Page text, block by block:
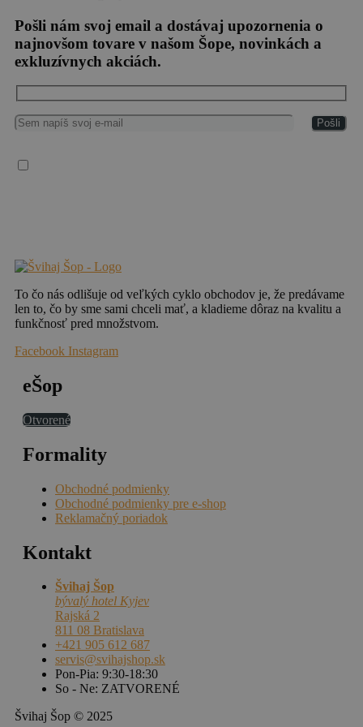
Pošli nám svoj email a dostávaj upozornenia o
najnovšom tovare v našom Šope, novinkách a
exkluzívnych akciách.
To čo nás odlišuje od veľkých cyklo obchodov je, že predávame
len to, čo by sme sami chceli mať, a kladieme dôraz na kvalitu a
funkčnosť pred množstvom.
Facebook Instagram
eŠop
Otvorené
Formality
Obchodné podmienky
Obchodné podmienky pre e-shop
Reklamačný poriadok
Kontakt
Švihaj Šop
bývalý hotel Kyjev
Rajská 2
811 08 Bratislava
+421 905 612 687
servis@svihajshop.sk
Pon-Pia: 9:30-18:30
So - Ne: ZATVORENÉ
Švihaj Šop © 2025